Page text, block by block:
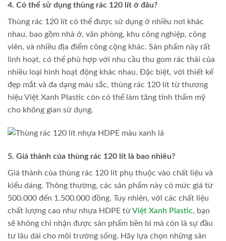
4. Có thể sử dụng thùng rác 120 lít ở đâu?
Thùng rác 120 lít có thể được sử dụng ở nhiều nơi khác
nhau, bao gồm nhà ở, văn phòng, khu công nghiệp, công
viên, và nhiều địa điểm công cộng khác. Sản phẩm này rất
linh hoạt, có thể phù hợp với nhu cầu thu gom rác thải của
nhiều loại hình hoạt động khác nhau. Đặc biệt, với thiết kế
đẹp mắt và đa dạng màu sắc, thùng rác 120 lít từ thương
hiệu Việt Xanh Plastic còn có thể làm tăng tính thẩm mỹ
cho không gian sử dụng.
5. Giá thành của thùng rác 120 lít là bao nhiêu?
Giá thành của thùng rác 120 lít phụ thuộc vào chất liệu và
kiểu dáng. Thông thường, các sản phẩm này có mức giá từ
500.000 đến 1.500.000 đồng. Tuy nhiên, với các chất liệu
chất lượng cao như nhựa HDPE từViệt Xanh Plastic, bạn
sẽ không chỉ nhận được sản phẩm bền bỉ mà còn là sự đầu
tư lâu dài cho môi trường sống. Hãy lựa chọn những sản